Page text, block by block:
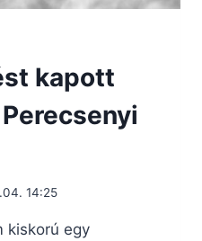
kapott
14:25
kiskorú egy